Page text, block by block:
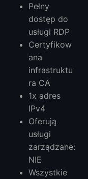
Pełny
dostęp do
usługi RDP
Certyfikow
ana
infrastruktu
ra CA
1x adres
IPv4
Oferują
usługi
zarządzane:
NIE
Wszystkie